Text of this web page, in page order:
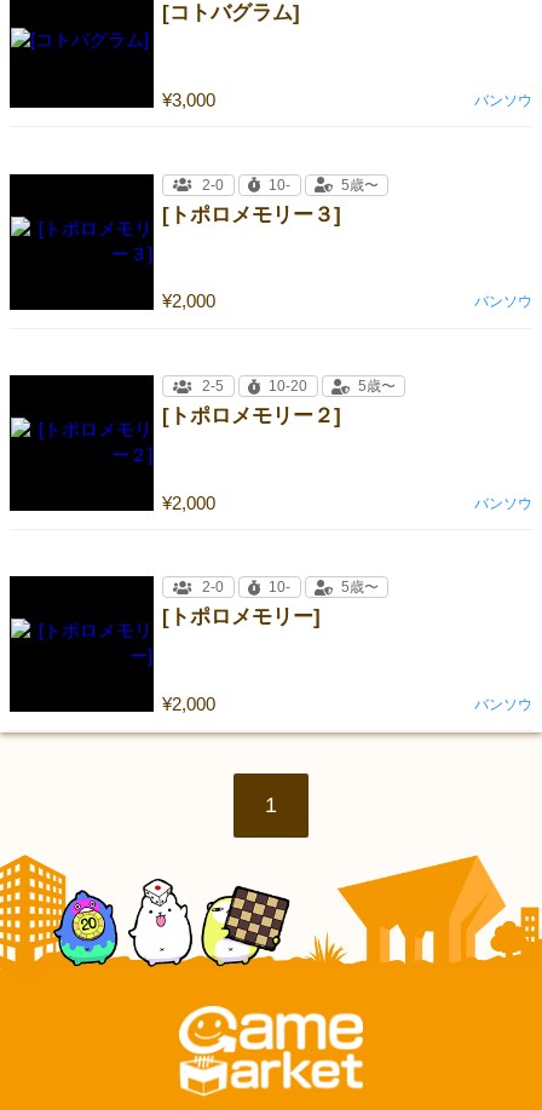
[コトバグラム]
¥3,000 バンソウ
[トポロメモリー３]
¥2,000
2-0 10- 5歳〜
バンソウ
[トポロメモリー２]
¥2,000
2-5 10-20 5歳〜
バンソウ
[トポロメモリー]
¥2,000
2-0 10- 5歳〜
バンソウ
1